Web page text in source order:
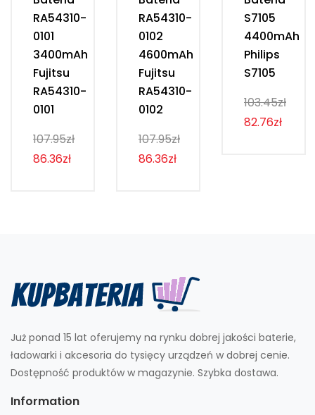
RA54310-
0101
3400mAh
Fujitsu
RA54310-
0101
107.95zł
86.36zł
RA54310-
0102
4600mAh
Fujitsu
RA54310-
0102
107.95zł
86.36zł
S7105
4400mAh
Philips
S7105
103.45zł
82.76zł
Już ponad 15 lat oferujemy na rynku dobrej jakości baterie,
ładowarki i akcesoria do tysięcy urządzeń w dobrej cenie.
Dostępność produktów w magazynie. Szybka dostawa.
Information